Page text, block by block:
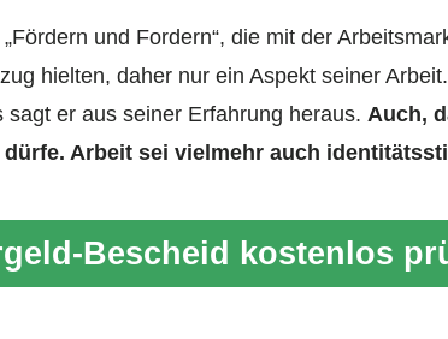
und Fordern“, die mit der
hielten, daher nur ein Aspekt seiner
sagt er aus seiner Erfahrung heraus. Auch,
Arbeit sei vielmehr auch
Bescheid kostenlos